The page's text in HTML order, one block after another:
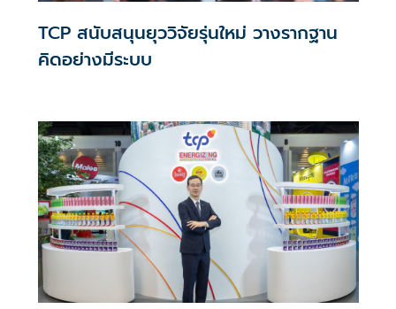
TCP สนับสนุนยุววิจัยรุ่นใหม่ วางรากฐาน
คิดอย่างมีระบบ